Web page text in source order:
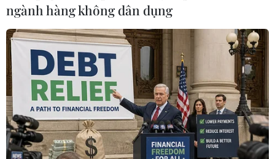
Mỹ: Xả súng tại nhiều địa
điểm ở bang Iowa khiến 7
người thiệt mạng
Các nhà điều tra của Mỹ xác định
nghi phạm là một người đàn ông,
52 tuổi, đã rời khỏi nhà trước khi
cảnh sát đến, sau đó được tìm
thấy tử vong tại một đường mòn
ven sông do tự bắn.
ngành hàng không dân dụng